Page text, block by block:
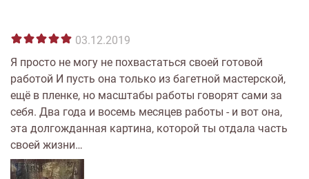
03.12.2019
Я просто не могу не похвастаться своей готовой
работой И пусть она только из багетной мастерской,
ещё в пленке, но масштабы работы говорят сами за
себя. Два года и восемь месяцев работы - и вот она,
эта долгожданная картина, которой ты отдала часть
своей жизни…